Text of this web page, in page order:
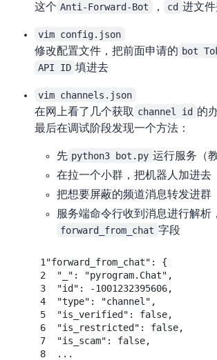
clone这个 Anti-Forward-Bot ， cd 进文
vim config.json
修改配置文件，把前面申请的 bot
API ID 填进去
vim channels.json
在网上看了几个获取 channel id 的
最后在调试阶段发现一个方法：
先 python3 bot.py 运行服务（
在tg拉一个小群，把机器人加进去
把想要屏蔽的频道消息转发进群
服务端命令行收到消息进行解析
forward_from_chat 字段
1 "forward_from_chat" :
{
2
"_" :
"pyrogram.Chat",
3
"id" :
-1001232395606,
4
"type" :
"channel",
5
"is_verified" : false,
6
"is_restricted" : false,
7
"is_scam" : false,
8
...